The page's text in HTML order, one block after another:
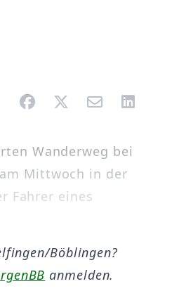
Wanderweg bei
Mittwoch in der
Fahrer eines
Böblingen?
anmelden.